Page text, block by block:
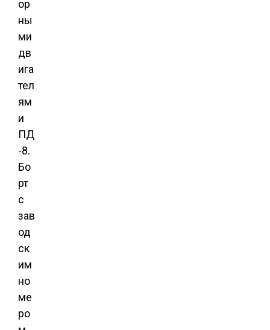
ор
ны
ми
дв
ига
тел
ям
и
ПД
-8.
Бо
рт
с
зав
од
ск
им
но
ме
ро